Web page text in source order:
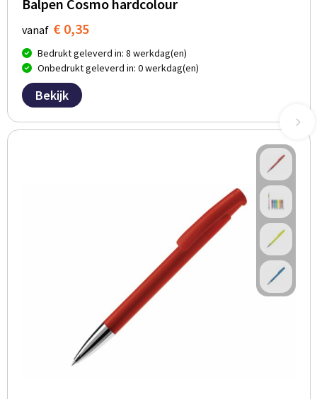
Balpen Cosmo hardcolour
vanaf € 0,35
Bedrukt geleverd in: 8 werkdag(en)
Onbedrukt geleverd in: 0 werkdag(en)
Bekijk